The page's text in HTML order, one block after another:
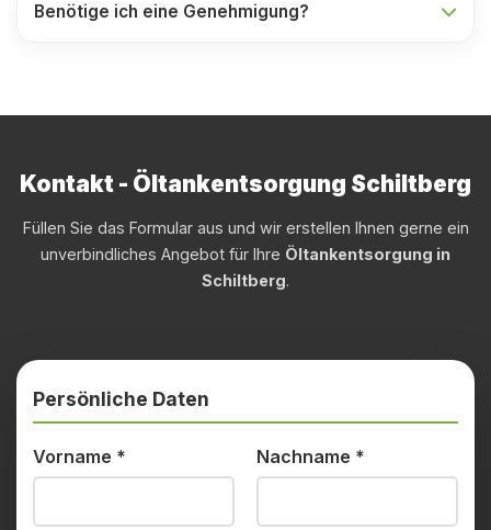
Benötige ich eine Genehmigung?
Kontakt - Öltankentsorgung Schiltberg
Füllen Sie das Formular aus und wir erstellen Ihnen gerne ein
unverbindliches Angebot für Ihre Öltankentsorgung in
Schiltberg.
Persönliche Daten
Vorname * Nachname *